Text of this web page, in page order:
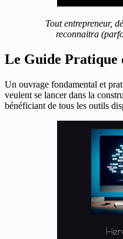
Tout entrepreneur,
reconnaitra
Le Guide Pratique
Un ouvrage fondamental et
veulent se lancer dans la
bénéficiant de tous les outils